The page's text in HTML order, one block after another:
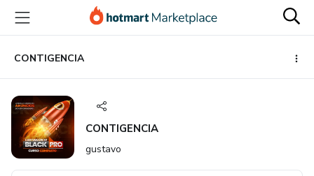
para
conteúdo
principal
para
pagamento
para
rodapé
CONTIGENCIA
CONTIGENCIA
gustavo